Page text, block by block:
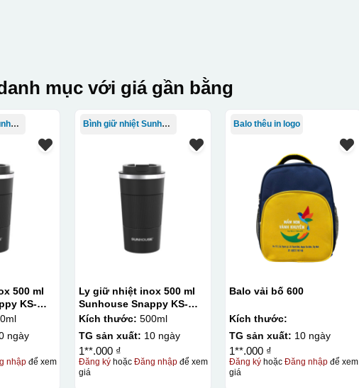
mục với giá gần bằng
Bình giữ nhiệt Sunhouse
500 ml
KS-
ngày
nhập để xem
Bình giữ nhiệt Sunhouse
Ly giữ nhiệt inox 500 ml
Sunhouse Snappy KS-
TU500S
Kích thước: 500ml
TG sản xuất: 10 ngày
1**.000 ₫
Đăng kýhoặc Đăng nhậpđể xem
giá
Balo thêu in logo
Balo vải bố 600
Kích thước:
TG sản xuất: 10 ngày
1**.000 ₫
Đăng ký hoặcĐăng nhập để xem
giá